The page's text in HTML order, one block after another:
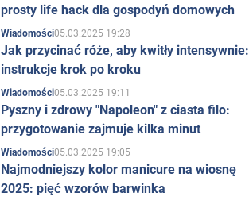
prosty life hack dla gospodyń domowych
Wiadomości05.03.2025 19:28
Jak przycinać róże, aby kwitły intensywnie:
instrukcje krok po kroku
Wiadomości05.03.2025 19:11
Pyszny i zdrowy "Napoleon" z ciasta filo:
przygotowanie zajmuje kilka minut
Wiadomości05.03.2025 19:05
Najmodniejszy kolor manicure na wiosnę
2025: pięć wzorów barwinka